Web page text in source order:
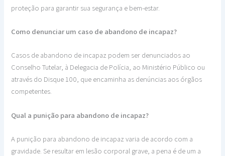
proteção para garantir sua segurança e bem-estar.
Como denunciar um caso de abandono de incapaz?
Casos de abandono de incapaz podem ser denunciados ao
Conselho Tutelar, à Delegacia de Polícia, ao Ministério Público ou
através do Disque 100, que encaminha as denúncias aos órgãos
competentes.
Qual a punição para abandono de incapaz?
A punição para abandono de incapaz varia de acordo com a
gravidade. Se resultar em lesão corporal grave, a pena é de um a